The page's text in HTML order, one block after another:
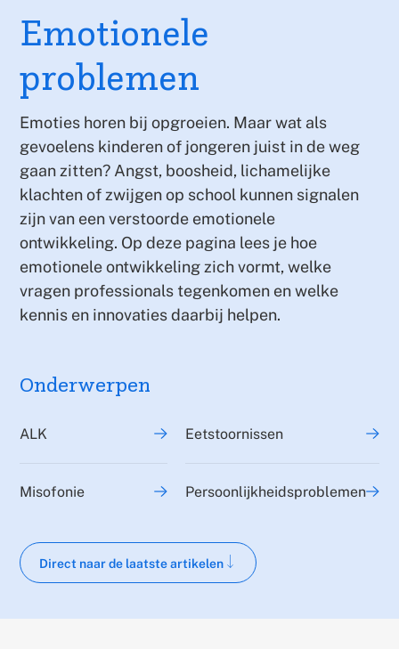
Emotionele
problemen
Emoties horen bij opgroeien. Maar wat als
gevoelens kinderen of jongeren juist in de weg
gaan zitten? Angst, boosheid, lichamelijke
klachten of zwijgen op school kunnen signalen
zijn van een verstoorde emotionele
ontwikkeling. Op deze pagina lees je hoe
emotionele ontwikkeling zich vormt, welke
vragen professionals tegenkomen en welke
kennis en innovaties daarbij helpen.
Onderwerpen
ALK Eetstoornissen
Misofonie Persoonlijkheidsproblemen
Direct naar de laatste artikelen
Scroll naar hoofdtekst